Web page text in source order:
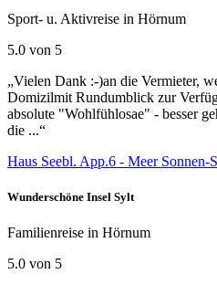
Sport- u. Aktivreise in Hörnum
5.0 von 5
„Vielen Dank :-)an die Vermieter,
Domizilmit Rundumblick zur
absolute "Wohlfühlosae" - besser
die ...“
Haus Seebl. App.6 - Meer Sonnen-
Wunderschöne Insel Sylt
Familienreise in Hörnum
5.0 von 5